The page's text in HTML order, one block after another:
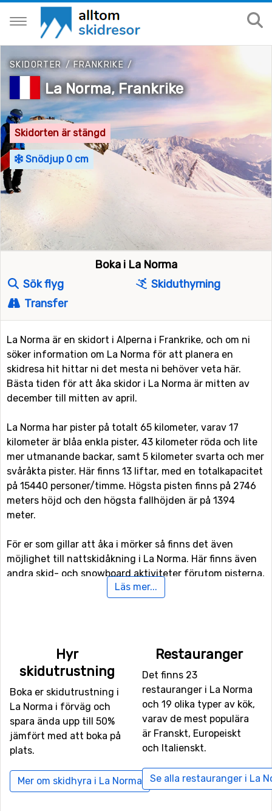
SKIDORTER /FRANKRIKE /
La Norma, Frankrike
Skidorten är stängd
Snödjup 0 cm
Boka i La Norma
Sök flyg
Skiduthyrning
Transfer
La Norma är en skidort i Alperna i Frankrike, och om ni
söker information om La Norma för att planera en
skidresa hit hittar ni det mesta ni behöver veta här.
Bästa tiden för att åka skidor i La Norma är mitten av
december till mitten av april.
La Norma har pister på totalt 65 kilometer, varav 17
kilometer är blåa enkla pister, 43 kilometer röda och lite
mer utmanande backar, samt 5 kilometer svarta och mer
svåråkta pister. Här finns 13 liftar, med en totalkapacitet
på 15440 personer/timme. Högsta pisten finns på 2746
meters höjd och den högsta fallhöjden är på 1394
meter.
För er som gillar att åka i mörker så finns det även
möjlighet till nattskidåkning i La Norma. Här finns även
andra skid- och snowboard aktiviteter förutom pisterna,
för de mer vågade (och kanske mer erfarna) åkarna finns
finns det även 6 kilometer längdskidåkningsspår att
tillgå. Om ni vill ta en paus från skidåkning och gillar fart
så kan ni testa på att åka rodel, då La Norma har en
rodelbana som är öppen för allmänheten.
Flyg till La Norma
För er som vill flyga ner till La Norma så är det
flygplatsen
den närmaste. Avståndet från denna flygplats till La
Norma är 75 kilometer. Det är även möjligt att flyga till
Läs mer...
Hyr
skidutrustning
Boka er skidutrustning i
La Norma i förväg och
spara ända upp till 50%
jämfört med att boka på
plats.
Mer om skidhyra i La Norma
Restauranger
Det finns 23
restauranger i La Norma
och 19 olika typer av kök,
varav de mest populära
är Franskt, Europeiskt
och Italienskt.
Se alla restauranger i La